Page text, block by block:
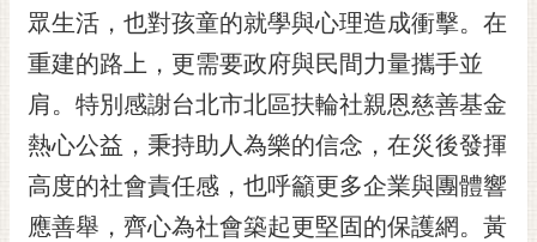
花
泉
桐
花
祭
網
站
眾生活，也對孩童的就學與心理造成衝擊。在
重建的路上，更需要政府與民間力量攜手並
肩。特別感謝台北市北區扶輪社親恩慈善基金
熱心公益，秉持助人為樂的信念，在災後發揮
高度的社會責任感，也呼籲更多企業與團體響
應善舉，齊心為社會築起更堅固的保護網。黃